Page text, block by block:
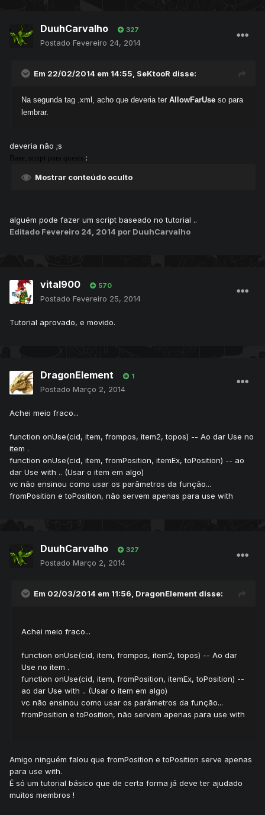
DuuhCarvalho 327
Postado Fevereiro 24, 2014
Em 22/02/2014 em 14:55, SeKtooR disse:
Na segunda tag .xml, acho que deveria ter AllowFarUse so para
lembrar.
deveria não ;s
Base, script para quests :
Mostrar conteúdo oculto
alguém pode fazer um script baseado no tutorial ..
Editado Fevereiro 24, 2014 por DuuhCarvalho
vital900 570
Postado Fevereiro 25, 2014
Tutorial aprovado, e movido.
DragonElement 1
Postado Março 2, 2014
Achei meio fraco...
function onUse(cid, item, frompos, item2, topos) -- Ao dar Use no
item .
function onUse(cid, item, fromPosition, itemEx, toPosition) -- ao
dar Use with .. (Usar o item em algo)
vc não ensinou como usar os parâmetros da função...
fromPosition e toPosition, não servem apenas para use with
DuuhCarvalho 327
Postado Março 2, 2014
Em 02/03/2014 em 11:56, DragonElement disse:
Achei meio fraco...
function onUse(cid, item, frompos, item2, topos) -- Ao dar
Use no item .
function onUse(cid, item, fromPosition, itemEx, toPosition) --
ao dar Use with .. (Usar o item em algo)
vc não ensinou como usar os parâmetros da função...
fromPosition e toPosition, não servem apenas para use with
Amigo ninguém falou que fromPosition e toPosition serve apenas
para use with.
É só um tutorial básico que de certa forma já deve ter ajudado
muitos membros !